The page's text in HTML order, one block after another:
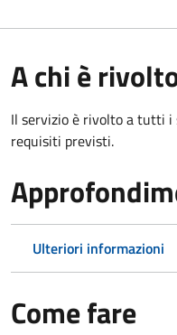
A chi è
Il servizio è rivolto a tutti i
requisiti previsti.
Ulteriori informazioni
Come fare